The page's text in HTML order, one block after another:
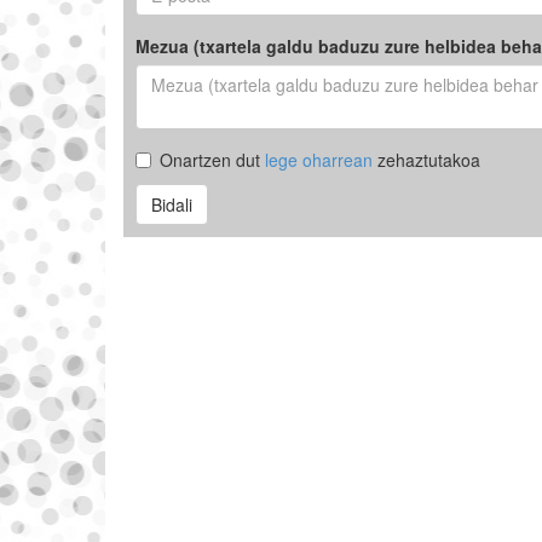
Mezua (txartela galdu baduzu zure helbidea
Onartzen dut lege oharrean zehaztutakoa
Bidali